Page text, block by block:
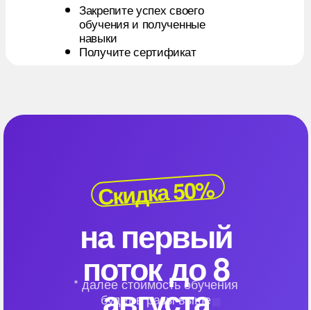
Закрепите успех своего
обучения и полученные
навыки
Получите сертификат
на первый
поток до 8
августа
* далее стоимость обучения
будет в разы выше
Скидка 50%